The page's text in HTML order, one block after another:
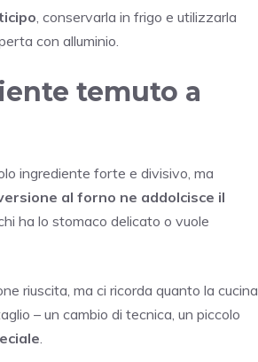
, conservarla in frigo e utilizzarla
con alluminio.
temuto a
ingrediente forte e divisivo, ma
al forno ne addolcisce il
ha lo stomaco delicato o vuole
riuscita, ma ci ricorda quanto la cucina
– un cambio di tecnica, un piccolo